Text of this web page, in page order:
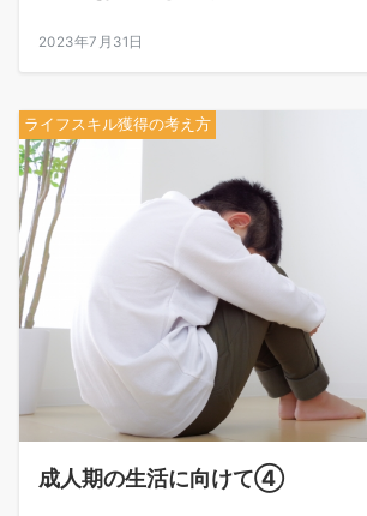
2023年7月31日
ライフスキル獲得の考え方
成人期の生活に向けて④